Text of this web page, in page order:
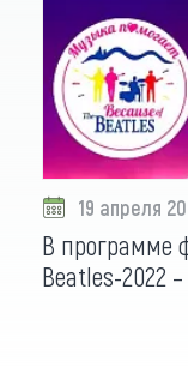
19 апреля
В программе
Beatles-2022